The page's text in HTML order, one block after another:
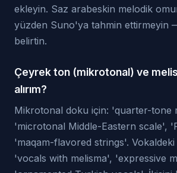
ekleyin. Saz arabeskin melodik
yüzden Suno'ya tahmin ettirmeyin
belirtin.
Çeyrek ton (mikrotonal) ve
alırım?
Mikrotonal doku için: 'quarter-tone
'microtonal Middle-Eastern scale',
'maqam-flavored strings'. Vokaldeki
'vocals with melisma', 'expressive